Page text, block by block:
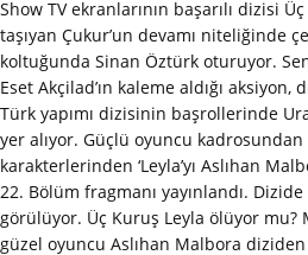
Show TV ekranlarının başarılı dizisi
taşıyan Çukur’un devamı niteliğinde
koltuğunda Sinan Öztürk oturuyor.
Eset Akçilad’ın kaleme aldığı
Türk yapımı dizisinin başrollerinde
yer alıyor. Güçlü oyuncu
karakterlerinden ‘Leyla’yı Aslıhan
22. Bölüm fragmanı yayınlandı.
görülüyor. Üç Kuruş Leyla ölüyor mu?
güzel oyuncu Aslıhan Malbora diziden